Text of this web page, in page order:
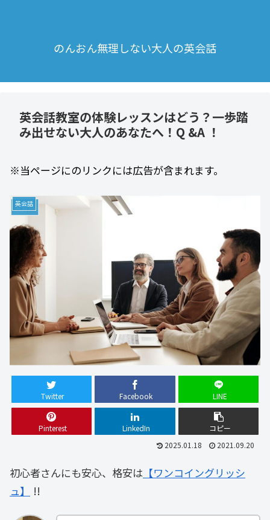
のんおん無理しない大人の英会話
英会話教室の体験レッスンはどう？一歩踏
み出せない大人のあなたへ！Q &A ！
※当ページにのリンクには広告が含まれます。
英会話
Twitter Facebook LINE
Pinterest LinkedIn
コピー
2025.01.18
2021.09.20
初心者さんにも安心、格安は 【ワンコイングリッシ
ュ】
!!